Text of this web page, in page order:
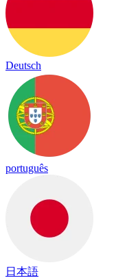
Deutsch
português
日本語